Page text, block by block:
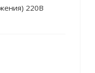
220В